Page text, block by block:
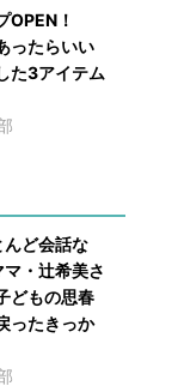
OPEN！
ったらいい
た3アイテム
んど会話な
・辻希美さ
どもの思春
たきっか